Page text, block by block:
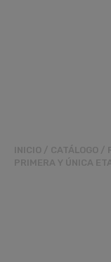
INICIO / CATÁLOGO /
PRIMERA Y ÚNICA